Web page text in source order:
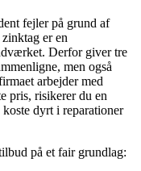
fejler på grund af
er en
Derfor giver tre
men også
arbejder med
pris, risikerer du en
koste dyrt i reparationer
på et fair grundlag: